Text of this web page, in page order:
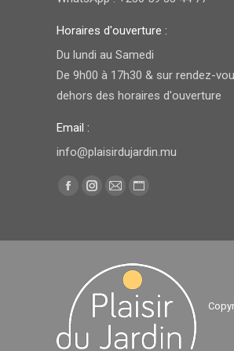
Horaires d'ouverture :
Du lundi au Samedi
De 9h00 à 17h30 & sur rendez-
dehors des horaires d'ouverture
Email :
info@plaisirdujardin.mu
Trouvez nous sur :
Facebook
window
Instagram
new
window
E-
in
window
Site
in
new
window